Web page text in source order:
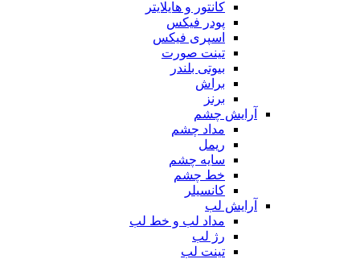
کانتور و هایلایتر
پودر فیکس
اسپری فیکس
تینت صورت
بیوتی بلندر
براش
برنز
آرایش چشم
مداد چشم
ریمل
سایه چشم
خط چشم
کانسیلر
آرایش لب
مداد لب و خط لب
رژ لب
تینت لب